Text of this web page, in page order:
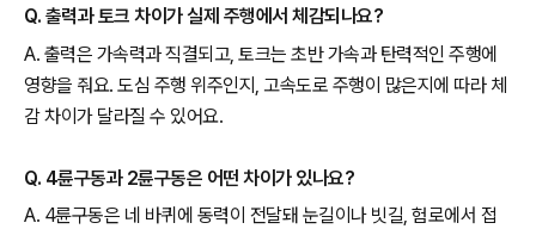
Q. 출력과 토크 차이가 실제 주행에서 체감되나요?
A. 출력은 가속력과 직결되고, 토크는 초반 가속과 탄력적인 주행에
영향을 줘요. 도심 주행 위주인지, 고속도로 주행이 많은지에 따라 체
감 차이가 달라질 수 있어요.
Q. 4륜구동과 2륜구동은 어떤 차이가 있나요?
A. 4륜구동은 네 바퀴에 동력이 전달돼 눈길이나 빗길, 험로에서 접